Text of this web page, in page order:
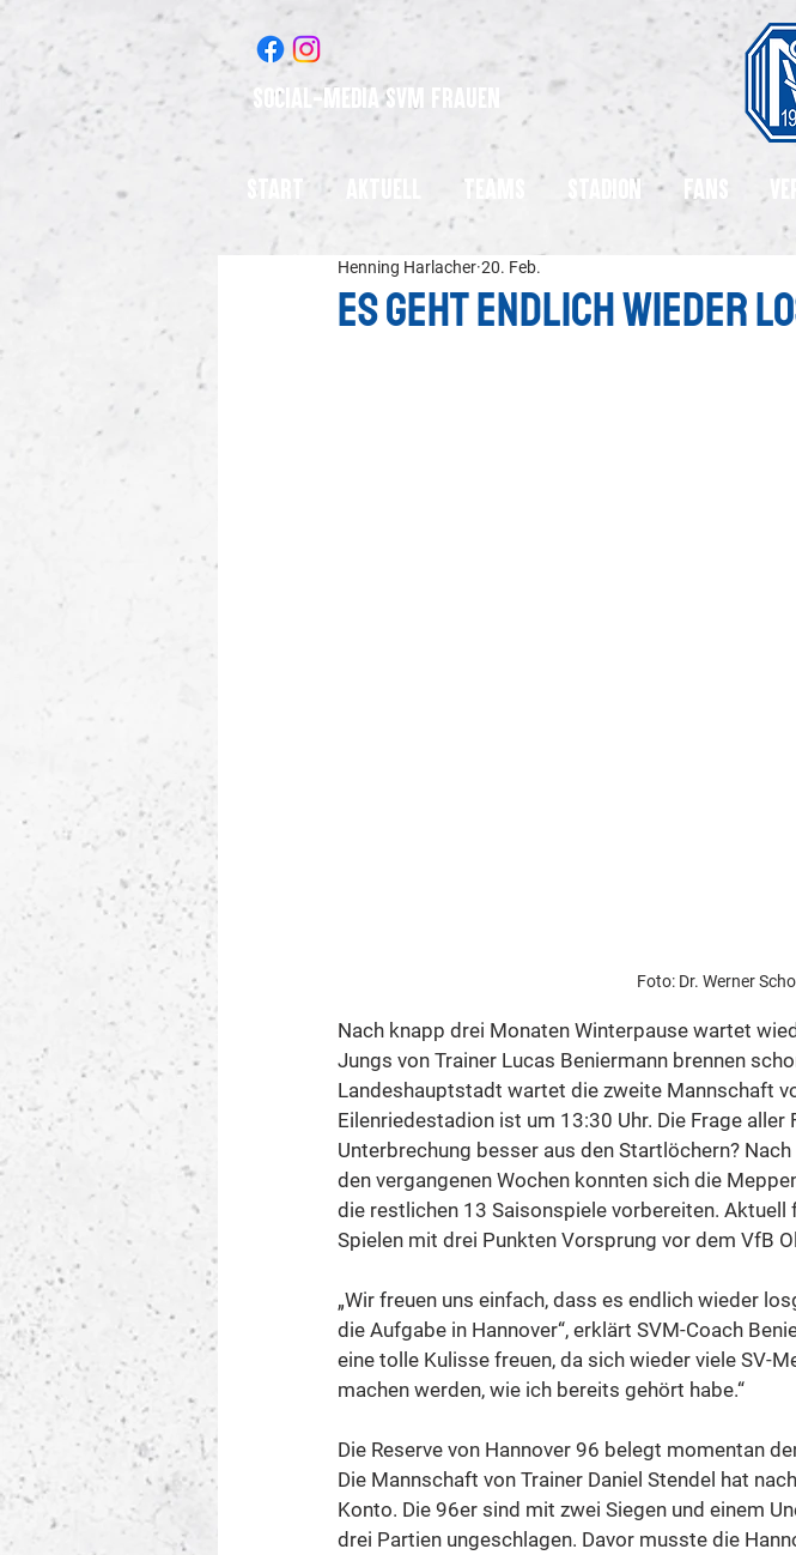
Social-Media SVM Frauen
Start Teams Stadion Fans
Es geht endlich wieder
Henning Harlacher 20. Feb.
Foto: Dr. Werner
Nach knapp drei Monaten Winterpause wartet
Jungs von Trainer Lucas Beniermann brennen
Landeshauptstadt wartet die zweite Mannschaft
Eilenriedestadion ist um 13:30 Uhr. Die Frage
Unterbrechung besser aus den Startlöchern?
den vergangenen Wochen konnten sich die
die restlichen 13 Saisonspiele vorbereiten. Aktuell
Spielen mit drei Punkten Vorsprung vor dem VfB
„Wir freuen uns einfach, dass es endlich wieder
die Aufgabe in Hannover“, erklärt SVM-Coach
eine tolle Kulisse freuen, da sich wieder viele SV-
machen werden, wie ich bereits gehört habe.“
Die Reserve von Hannover 96 belegt momentan
Die Mannschaft von Trainer Daniel Stendel hat
Konto. Die 96er sind mit zwei Siegen und einem
drei Partien ungeschlagen. Davor musste die